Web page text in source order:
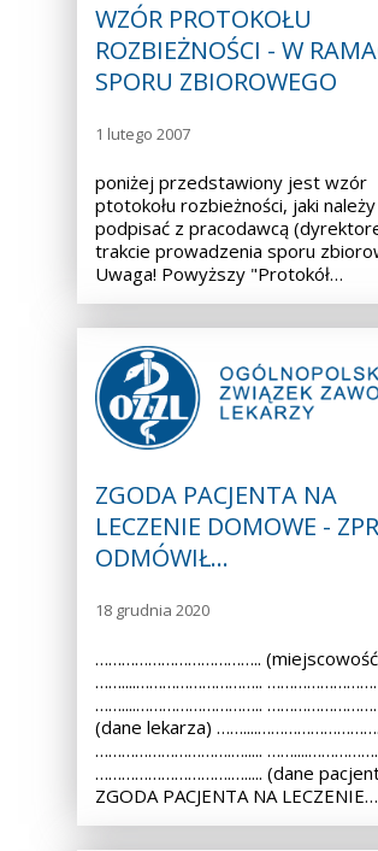
WZÓR PROTOKOŁU
ROZBIEŻNOŚCI - W
SPORU ZBIOROWEGO
1 lutego 2007
poniżej przedstawiony jest wzór
ptotokołu rozbieżności, jaki należy
podpisać z pracodawcą
trakcie prowadzenia sporu
Uwaga! Powyższy "Protokół…
ZGODA PACJENTA NA
LECZENIE DOMOWE - ZPR
ODMÓWIŁ…
18 grudnia 2020
……………………………….. (miejscowość
……....………………………..
……....………………………..
(dane lekarza)
………………………….….....
………………………….…..... (dane
ZGODA PACJENTA NA LECZENIE…